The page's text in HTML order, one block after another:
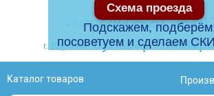
+7 473 229-06-20,263-
г. Воронеж, бульвар
Каталог товаров
Схема проезда
Подскажем,
посоветуем и сделаем